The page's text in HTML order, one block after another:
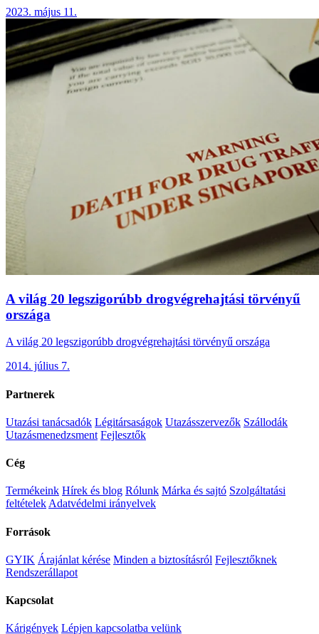
2023. május 11.
A világ 20 legszigorúbb drogvégrehajtási törvényű
országa
A világ 20 legszigorúbb drogvégrehajtási törvényű országa
2014. július 7.
Partnerek
Utazási tanácsadók Légitársaságok Utazásszervezők Szállodák
Utazásmenedzsment Fejlesztők
Cég
Termékeink Hírek és blog Rólunk Márka és sajtó Szolgáltatási
feltételek Adatvédelmi irányelvek
Források
GYIK Árajánlat kérése Minden a biztosításról Fejlesztőknek
Rendszerállapot
Kapcsolat
Kárigények Lépjen kapcsolatba velünk